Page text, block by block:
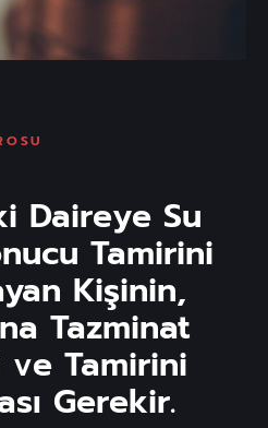
Daireye Su
Tamirini
Kişinin,
Tazminat
ve Tamirini
Gerekir.